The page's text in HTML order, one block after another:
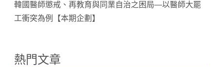
韓國醫師懲戒、再教育與同業自治之困局—以醫師大罷
工衝突為例【本期企劃】
熱門文章